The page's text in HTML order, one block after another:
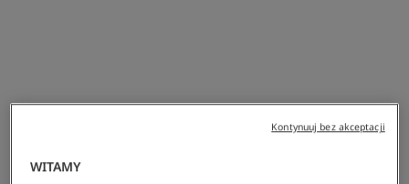
WITAMY
Kontynuuj bez akceptacji